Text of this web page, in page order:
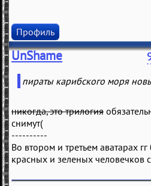
Профиль
UnShame
пираты карибского моря
никогда, это трилогия
снимут(
----------
Во втором и третьем аватарах гг
красных и зеленых человечков